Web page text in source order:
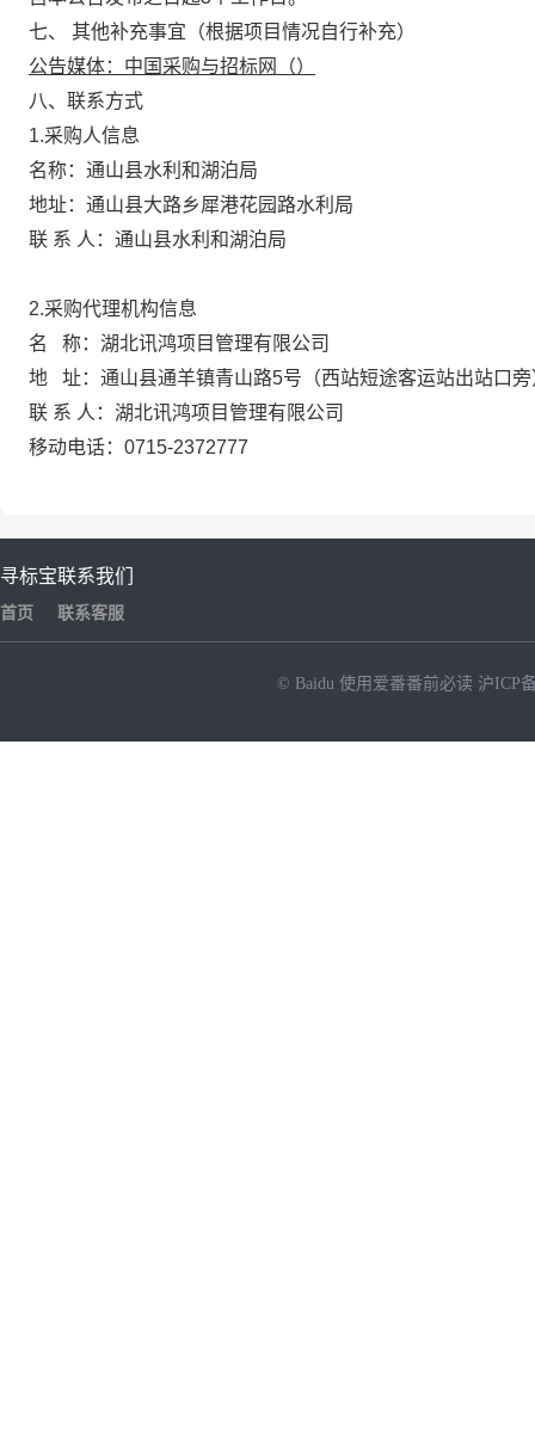
七、
其他补充事宜（根据项目情况自行补充）
公告媒体： 中国采购与招标网（）
八、联系方式
1.采购人信息
名称： 通山县水利和湖泊局
地址： 通山县大路乡犀港花园路水利局
联 系 人： 通山县水利和湖泊局
2.采购代理机构信息
名
称： 湖北讯鸿项目管理有限公司
地
址：通山县通羊镇青山路5号（西站短途客运站出站口旁
联 系 人： 湖北讯鸿项目管理有限公司
移动电话： 0715-2372777
寻标宝
首页
联系我们
联系客服
© Baidu 使用爱番番前必读 沪ICP